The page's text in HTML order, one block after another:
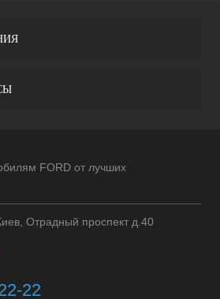
FORD от лучших
Отрадный проспект д.40
22